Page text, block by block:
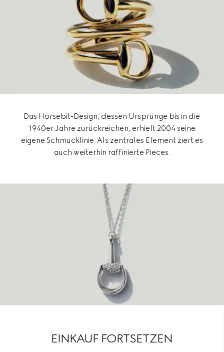
Das Horsebit-Design, dessen Ursprünge bis in die
1940er Jahre zurückreichen, erhielt 2004 seine
eigene Schmucklinie. Als zentrales Element ziert es
auch weiterhin raffinierte Pieces.
EINKAUF FORTSETZEN